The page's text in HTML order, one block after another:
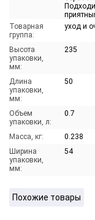
Товарная
группа:
уход и
Высота
упаковки,
мм:
235
Длина
упаковки,
мм:
50
Объем
упаковки, л:
0.7
Масса, кг:
0.238
Ширина
упаковки,
мм:
54
Похожие товары